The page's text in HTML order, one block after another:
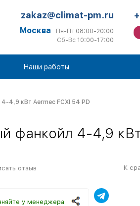
zakaz@climat-pm.ru
Москва
Пн-Пт 08:00-20:00
Сб-Вс 10:00-17:00
Наши работы
4,9 кВт Aermec FCXI 54 PD
фанкойл 4-4,9
отзыв К
у менеджера